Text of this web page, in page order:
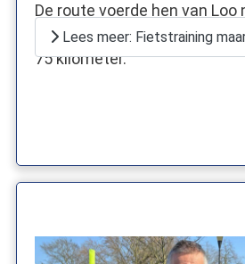
De route voerde hen van Loo
prachtige landelijke tocht
75 kilometer.
Lees meer: Fietstraining